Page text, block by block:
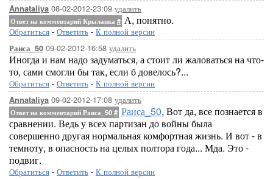
Annataliya 08-02-2012-23:09 удалить
Ответ на комментарий Крыланка # А, понятно.
Обратиться - Ответить - К полной версии
Раиса_50 09-02-2012-16:58 удалить
Иногда и нам надо задуматься, а стоит ли жаловаться на что-
то, сами смогли бы так, если б довелось?...
Обратиться - Ответить - К полной версии
Annataliya 09-02-2012-17:08 удалить
Ответ на комментарий Раиса_50 # Раиса_50, Вот да, все познается в
сравнении. Ведь у всех партизан до войны была
совершенно другая нормальная комфортная жизнь. И вот - в
темноту, в опасность на целых полтора года... Мда. Это -
подвиг.
Обратиться - Ответить - К полной версии